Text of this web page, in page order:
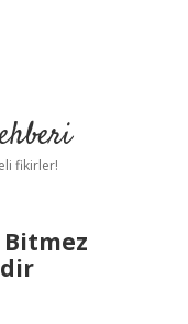
fikirler!
Bitmez